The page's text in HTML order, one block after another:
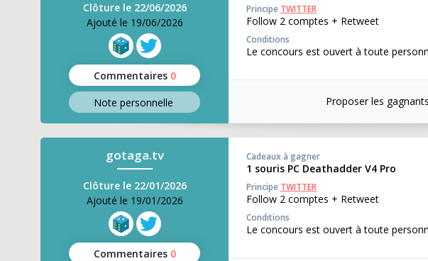
Clôture le 22/06/2026
Ajouté le 19/06/2026
Commentaires 0
Note personnelle
Principe TWITTER
Follow 2 comptes + Retweet
Conditions
Le concours est ouvert à toute
Proposer les gagnants
gotaga.tv
Clôture le 22/01/2026
Ajouté le 19/01/2026
Commentaires 0
Cadeaux à gagner
1 souris PC Deathadder V4 Pro
Principe TWITTER
Follow 2 comptes + Retweet
Conditions
Le concours est ouvert à toute